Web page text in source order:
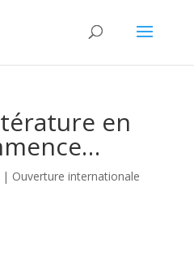
en
| Ouverture internationale